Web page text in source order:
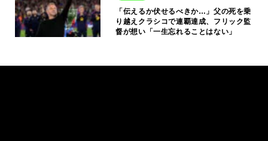
「伝えるか伏せるべきか…」父の死を乗
り越えクラシコで連覇達成、フリック監
督が想い「一生忘れることはない」